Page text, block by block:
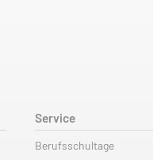
Service
Berufsschultage